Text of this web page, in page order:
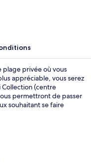
plage privée où vous
appréciable, vous serez
Collection (centre
permettront de passer
souhaitant se faire
L'établissement
indonésienne et est
en outre un bar en
et une salle de
rafraîchissante et le